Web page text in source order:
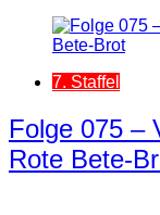
7. Staffel
Folge 075 –
Rote Bete-